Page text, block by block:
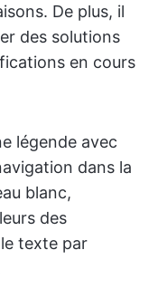
De plus, il
des solutions
en cours
légende avec
dans la
blanc,
des
texte par